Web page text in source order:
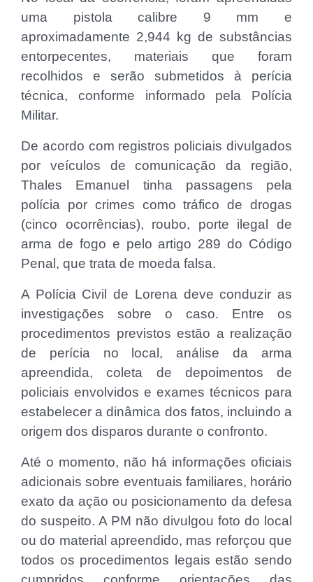
uma pistola calibre 9 mm e
aproximadamente 2,944 kg de substâncias
entorpecentes, materiais que foram
recolhidos e serão submetidos à perícia
técnica, conforme informado pela Polícia
Militar.
De acordo com registros policiais divulgados
por veículos de comunicação da região,
Thales Emanuel tinha passagens pela
polícia por crimes como tráfico de drogas
(cinco ocorrências), roubo, porte ilegal de
arma de fogo e pelo artigo 289 do Código
Penal, que trata de moeda falsa.
A Polícia Civil de Lorena deve conduzir as
investigações sobre o caso. Entre os
procedimentos previstos estão a realização
de perícia no local, análise da arma
apreendida, coleta de depoimentos de
policiais envolvidos e exames técnicos para
estabelecer a dinâmica dos fatos, incluindo a
origem dos disparos durante o confronto.
Até o momento, não há informações oficiais
adicionais sobre eventuais familiares, horário
exato da ação ou posicionamento da defesa
do suspeito. A PM não divulgou foto do local
ou do material apreendido, mas reforçou que
todos os procedimentos legais estão sendo